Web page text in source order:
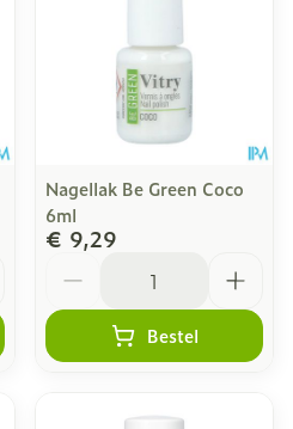
Nagellak Be Green Coco
6ml
€ 9,29
Bestel